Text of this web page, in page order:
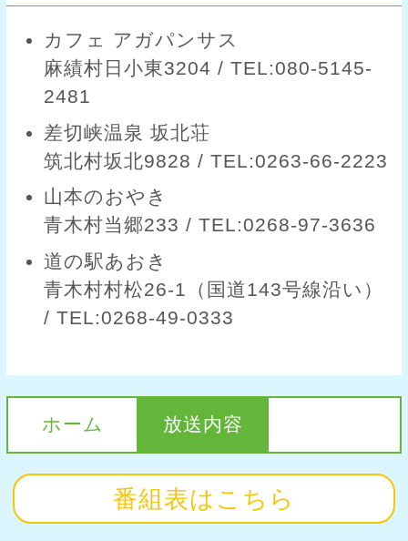
カフェ アガパンサス
麻績村日小東3204 / TEL:080-5145-
2481
差切峡温泉 坂北荘
筑北村坂北9828 / TEL:0263-66-2223
山本のおやき
青木村当郷233 / TEL:0268-97-3636
道の駅あおき
青木村村松26-1（国道143号線沿い）
/ TEL:0268-49-0333
ホーム 放送内容
番組表はこちら